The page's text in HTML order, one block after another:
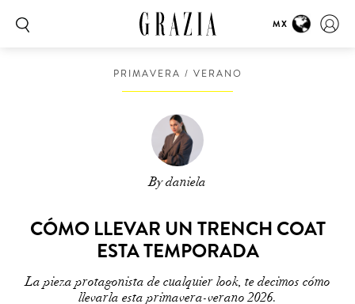
MX
PRIMAVERA / VERANO
By daniela
CÓMO LLEVAR UN TRENCH COAT
ESTA TEMPORADA
La pieza protagonista de cualquier look, te decimos cómo
llevarla esta primavera-verano 2026.